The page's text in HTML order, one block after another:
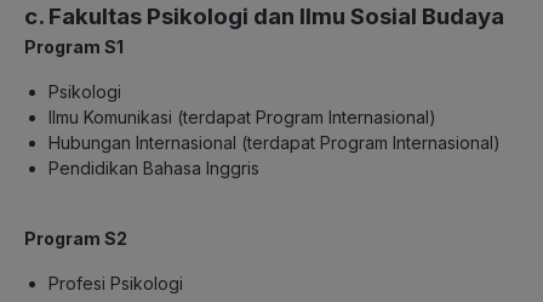
c. Fakultas Psikologi dan Ilmu Sosial Budaya
Program S1
Psikologi
Ilmu Komunikasi (terdapat Program Internasional)
Hubungan Internasional (terdapat Program Internasional)
Pendidikan Bahasa Inggris
Program S2
Profesi Psikologi